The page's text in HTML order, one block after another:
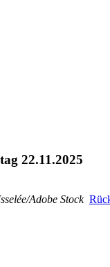
22.11.2025
Adobe Stock